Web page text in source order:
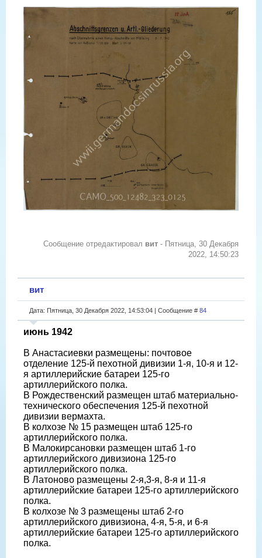
Сообщение отредактировал вит - Пятница, 30 Декабря
2022, 14:50:23
вит
Дата: Пятница, 30 Декабря 2022, 14:53:04 | Сообщение # 84
июнь 1942
В Анастасиевки размещены: почтовое
отделение 125-й пехотной дивизии 1-я, 10-я и 12-
я артиллерийские батареи 125-го
артиллерийского полка.
В Рождественский размещен штаб материально-
технического обеспечения 125-й пехотной
дивизии вермахта.
В колхозе № 15 размещен штаб 125-го
артиллерийского полка.
В Малокирсановки размещен штаб 1-го
артиллерийского дивизиона 125-го
артиллерийского полка.
В Латоново размещены 2-я,3-я, 8-я и 11-я
артиллерийские батареи 125-го артиллерийского
полка.
В колхозе № 3 размещены штаб 2-го
артиллерийского дивизиона, 4-я, 5-я, и 6-я
артиллерийские батареи 125-го артиллерийского
полка.